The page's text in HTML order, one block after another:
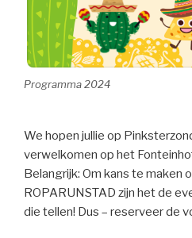
Programma 2024
We hopen jullie op
verwelkomen op het
Belangrijk: Om kans te maken
ROPARUNSTAD zijn het de
die tellen! Dus – reserveer de